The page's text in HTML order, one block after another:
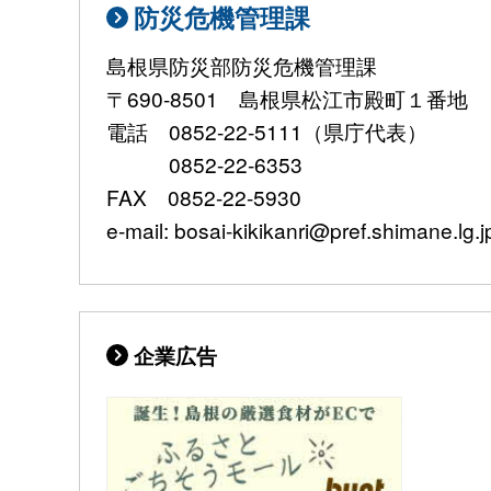
防災危機管理課
島根県防災部防災危機管理課
〒690-8501 島根県松江市殿町１番地
電話 0852-22-5111（県庁代表）
0852-22-6353
FAX 0852-22-5930
e-mail: bosai-
企業広告